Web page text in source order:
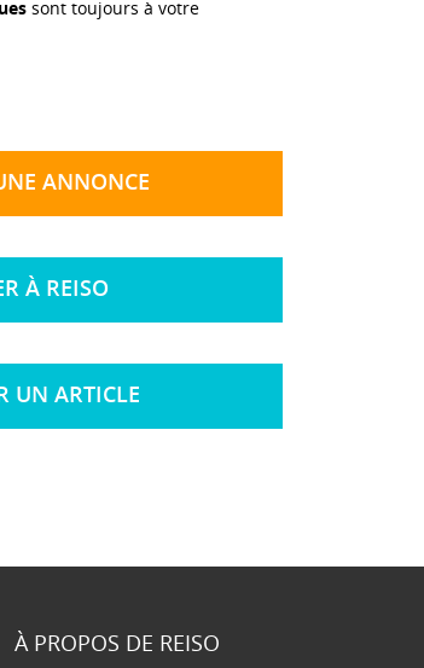
sont toujours à votre
ANNONCE
À REISO
UN ARTICLE
À PROPOS DE REISO